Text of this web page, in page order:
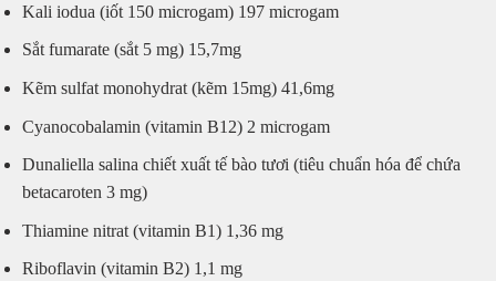
Kali iodua (iốt 150 microgam) 197 microgam
Sắt fumarate (sắt 5 mg) 15,7mg
Kẽm sulfat monohydrat (kẽm 15mg) 41,6mg
Cyanocobalamin (vitamin B12) 2 microgam
Dunaliella salina chiết xuất tế bào tươi (tiêu chuẩn hóa để chứa
betacaroten 3 mg)
Thiamine nitrat (vitamin B1) 1,36 mg
Riboflavin (vitamin B2) 1,1 mg